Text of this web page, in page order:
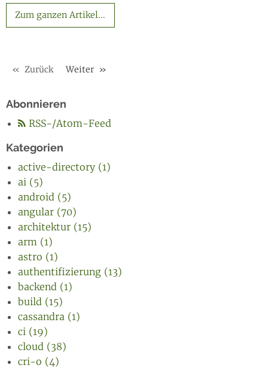
Zum ganzen Artikel...
Zurück Weiter
Abonnieren
RSS-/Atom-Feed
Kategorien
active-directory (1)
ai (5)
android (5)
angular (70)
architektur (15)
arm (1)
astro (1)
authentifizierung (13)
backend (1)
build (15)
cassandra (1)
ci (19)
cloud (38)
cri-o (4)